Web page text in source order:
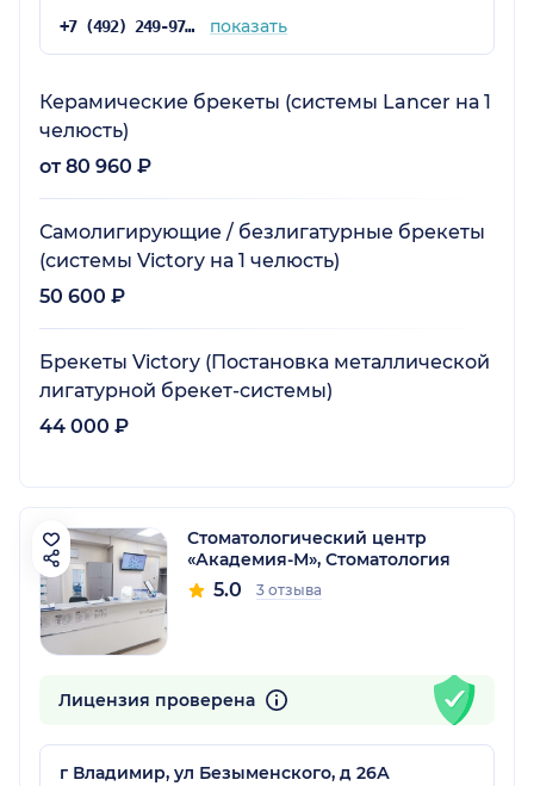
+7 (492) 249-97-96 показать
Керамические брекеты (системы Lancer на 1
челюсть)
от 80 960 ₽
Самолигирующие / безлигатурные брекеты
(системы Victory на 1 челюсть)
50 600 ₽
Брекеты Victory (Постановка металлической
лигатурной брекет-системы)
44 000 ₽
Стоматологический центр
«Академия-М», Стоматология
5.0 3 отзыва
Лицензия проверена
г Владимир, ул Безыменского, д 26А